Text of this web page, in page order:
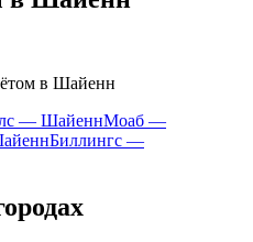
в Шайенн
— ШайеннМоаб —
Биллингс —